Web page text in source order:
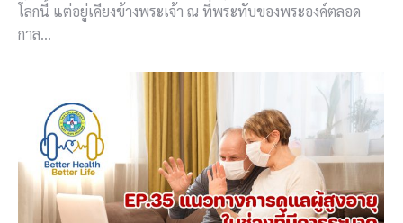
โลกนี้ แต่อยู่เคียงข้างพระเจ้า ณ ที่พระทับของพระองค์ตลอด
กาล…